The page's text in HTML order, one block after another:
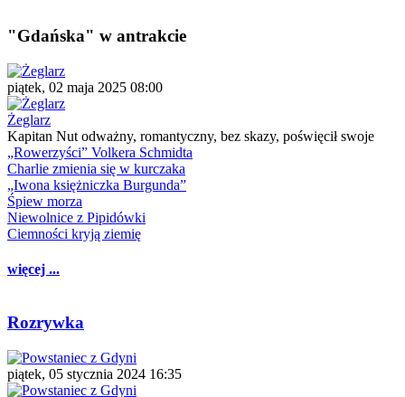
"Gdańska" w antrakcie
piątek, 02 maja 2025 08:00
Żeglarz
Kapitan Nut odważny, romantyczny, bez skazy, poświęcił swoje
„Rowerzyści” Volkera Schmidta
Charlie zmienia się w kurczaka
„Iwona księżniczka Burgunda”
Śpiew morza
Niewolnice z Pipidówki
Ciemności kryją ziemię
więcej ...
Rozrywka
piątek, 05 stycznia 2024 16:35